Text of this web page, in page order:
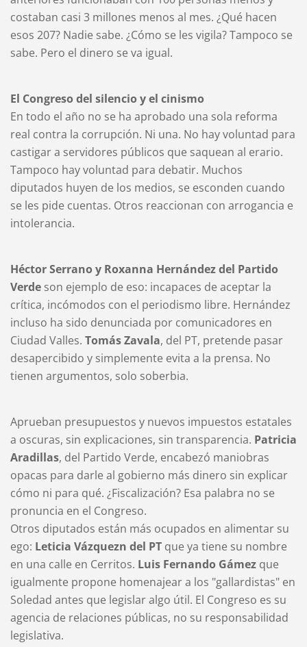
costaban casi 3 millones menos al mes. ¿Qué hacen
esos 207? Nadie sabe. ¿Cómo se les vigila? Tampoco se
sabe. Pero el dinero se va igual.
El Congreso del silencio y el cinismo
En todo el año no se ha aprobado una sola reforma
real contra la corrupción. Ni una. No hay voluntad para
castigar a servidores públicos que saquean al erario.
Tampoco hay voluntad para debatir. Muchos
diputados huyen de los medios, se esconden cuando
se les pide cuentas. Otros reaccionan con arrogancia e
intolerancia.
Héctor Serrano y Roxanna Hernández del Partido
Verde son ejemplo de eso: incapaces de aceptar la
crítica, incómodos con el periodismo libre. Hernández
incluso ha sido denunciada por comunicadores en
Ciudad Valles. Tomás Zavala, del PT, pretende pasar
desapercibido y simplemente evita a la prensa. No
tienen argumentos, solo soberbia.
Aprueban presupuestos y nuevos impuestos estatales
a oscuras, sin explicaciones, sin transparencia. Patricia
Aradillas, del Partido Verde, encabezó maniobras
opacas para darle al gobierno más dinero sin explicar
cómo ni para qué. ¿Fiscalización? Esa palabra no se
pronuncia en el Congreso.
Otros diputados están más ocupados en alimentar su
ego: Leticia Vázquezn del PTque ya tiene su nombre
en una calle en Cerritos. Luis Fernando Gámezque
igualmente propone homenajear a los "gallardistas" en
Soledad antes que legislar algo útil. El Congreso es su
agencia de relaciones públicas, no su responsabilidad
legislativa.